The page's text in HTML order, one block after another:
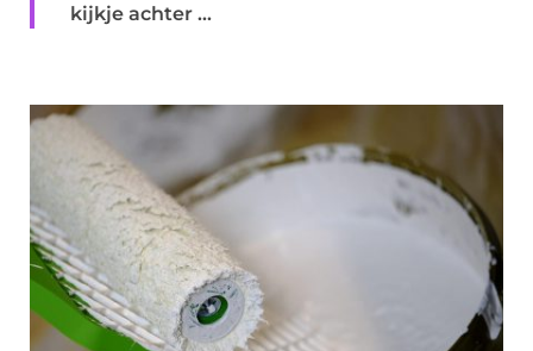
kijkje achter ...